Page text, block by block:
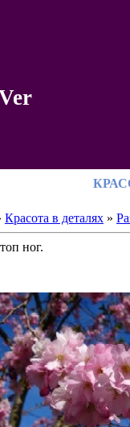
Красота в деталях »
ног.